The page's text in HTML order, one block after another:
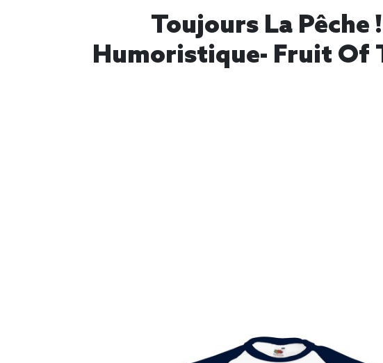
Toujours La Pêche
Humoristique- Fruit Of